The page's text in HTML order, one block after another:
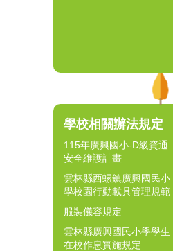
學校相關辦法規定
115年廣興國小-D級資通
安全維護計畫
雲林縣西螺鎮廣興國民小
學校園行動載具管理規範
服裝儀容規定
雲林縣廣興國民小學學生
在校作息實施規定